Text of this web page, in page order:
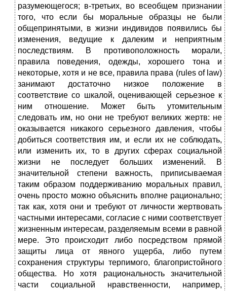
разумеющегося; в-третьих, во всеобщем признании
того, что если бы моральные образцы не были
общепринятыми, в жизни индивидов появились бы
изменения, ведущие к далеким и неприятным
последствиям. В противоположность морали,
правила поведения, одежды, хорошего тона и
некоторые, хотя и не все, правила права (rules of law)
занимают достаточно низкое положение в
соответствие со шкалой, оценивающей серьезное к
ним отношение. Может быть утомительным
следовать им, но они не требуют великих жертв: не
оказывается никакого серьезного давления, чтобы
добиться соответствия им, и если их не соблюдать,
или изменить их, то в других сферах социальной
жизни не последует больших изменений. В
значительной степени важность, приписываемая
таким образом поддерживанию моральных правил,
очень просто можно объяснить вполне рационально;
так как, хотя они и требуют от личности жертвовать
частными интересами, согласие с ними соответствует
жизненным интересам, разделяемым всеми в равной
мере. Это происходит либо посредством прямой
защиты лица от явного ущерба, либо путем
сохранения структуры терпимого, благопристойного
общества. Но хотя рациональность значительной
части социальной нравственности, например,